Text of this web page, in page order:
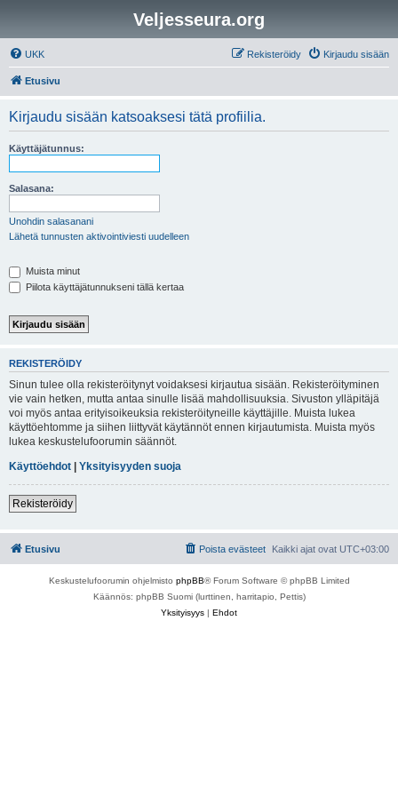
Veljesseura.org
UKK Kirjaudu sisään
Rekisteröidy
Etusivu
Kirjaudu sisään katsoaksesi tätä profiilia.
Käyttäjätunnus:
Salasana:
Unohdin salasanani
Lähetä tunnusten aktivointiviesti uudelleen
Muista minut
Piilota käyttäjätunnukseni tällä kertaa
REKISTERÖIDY
Sinun tulee olla rekisteröitynyt voidaksesi kirjautua sisään. Rekisteröityminen
vie vain hetken, mutta antaa sinulle lisää mahdollisuuksia. Sivuston ylläpitäjä
voi myös antaa erityisoikeuksia rekisteröityneille käyttäjille. Muista lukea
käyttöehtomme ja siihen liittyvät käytännöt ennen kirjautumista. Muista myös
lukea keskustelufoorumin säännöt.
Käyttöehdot | Yksityisyyden suoja
Rekisteröidy
Etusivu Kaikki ajat ovat UTC+03:00
Poista evästeet
Keskustelufoorumin ohjelmisto phpBB® Forum Software © phpBB Limited
Käännös: phpBB Suomi (lurttinen, harritapio, Pettis)
Yksityisyys | Ehdot